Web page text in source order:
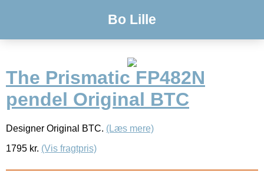
Bo Lille
The Prismatic FP482N
pendel Original BTC
Designer Original BTC. (Læs mere)
1795 kr. (Vis fragtpris)